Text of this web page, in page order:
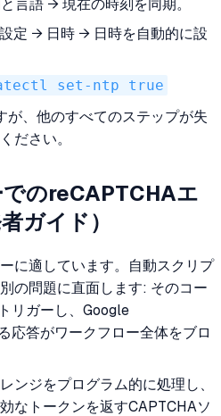
言語 → 現在の時刻を同期。
定 → 日時 → 日時を自動的に設
set-ntp true
が、他のすべてのステップが失
ださい。
のreCAPTCHAエ
ガイド）
に適しています。自動スクリプ
の問題に直面します: そのコー
リガーし、Google
応答がワークフロー全体をブロ
ンジをプログラム的に処理し、
なトークンを返すCAPTCHAソ